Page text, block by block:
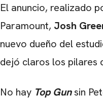
El anuncio, realizado
Paramount, Josh
nuevo dueño del
dejó claros los pilares
No hay Top Gunsin